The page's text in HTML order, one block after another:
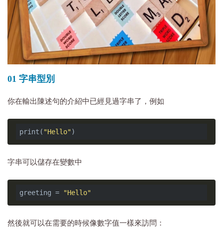
01 字串型別
你在輸出陳述句的介紹中已經見過字串了，例如
print( "Hello"
字串可以儲存在變數中
greeting = "Hello"
然後就可以在需要的時候像數字值一樣來訪問：